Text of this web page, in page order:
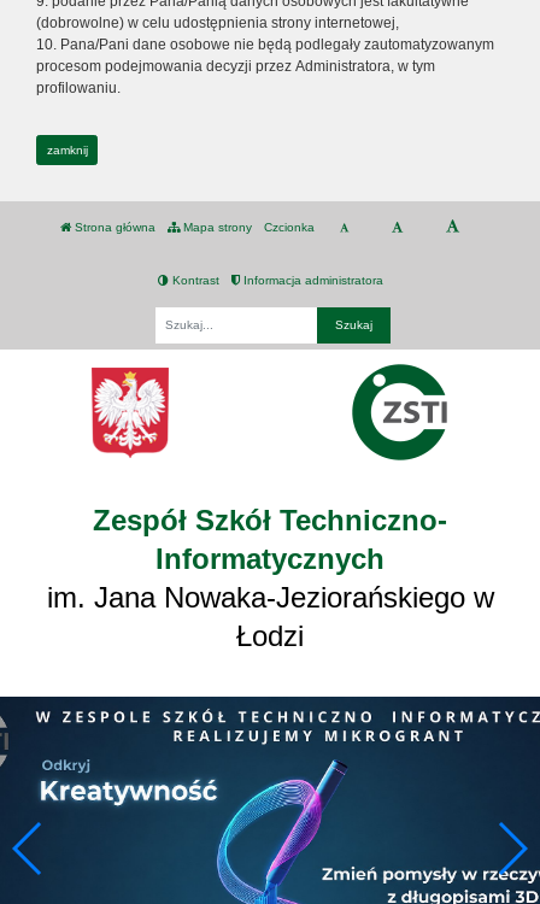
(dobrowolne) w celu udostępnienia strony internetowej,
10. Pana/Pani dane osobowe nie będą podlegały zautomatyzowanym
procesom podejmowania decyzji przez Administratora, w tym
profilowaniu.
zamknij
Strona główna Mapa strony Czcionka
Kontrast Informacja administratora
Zespół Szkół Techniczno-
Informatycznych
im. Jana Nowaka-Jeziorańskiego w
Łodzi